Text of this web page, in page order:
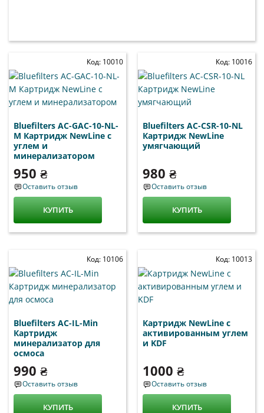
Код: 10010
Bluefilters AC-GAC-10-NL-
M Картридж NewLine c
углем и
минерализатором
950 ₴
Оставить отзыв
КУПИТЬ
Код: 10016
Bluefilters AC-CSR-10-NL
Картридж NewLine
умягчающий
980 ₴
Оставить отзыв
КУПИТЬ
Код: 10106
Bluefilters AC-IL-Min
Картридж
минерализатор для
осмоса
990 ₴
Оставить отзыв
КУПИТЬ
Код: 10013
Картридж NewLine c
активированным углем
и KDF
1000 ₴
Оставить отзыв
КУПИТЬ